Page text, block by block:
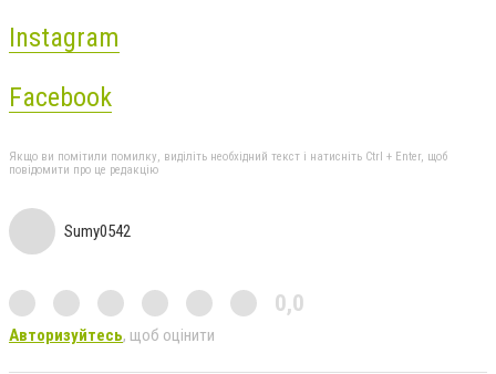
Instagram
Facebook
Якщо ви помітили помилку, виділіть необхідний текст і натисніть Ctrl + Enter, щоб
повідомити про це редакцію
Sumy0542
0,0
Авторизуйтесь, щоб оцінити